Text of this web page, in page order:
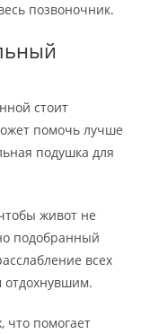
позвоночник.
стоит
помочь лучше
подушка для
живот не
подобранный
всех
отдохнувшим.
что помогает